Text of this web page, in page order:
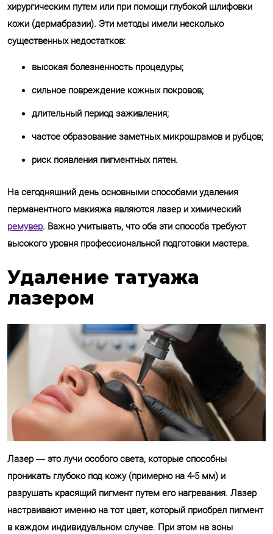
хирургическим путем или при помощи глубокой шлифовки
кожи (дермабразии). Эти методы имели несколько
существенных недостатков:
высокая болезненность процедуры;
сильное повреждение кожных покровов;
длительный период заживления;
частое образование заметных микрошрамов и рубцов;
риск появления пигментных пятен.
На сегодняшний день основными способами удаления
перманентного макияжа являются лазер и химический
ремувер. Важно учитывать, что оба эти способа требуют
высокого уровня профессиональной подготовки мастера.
Удаление татуажа
лазером
Лазер — это лучи особого света, которые способны
проникать глубоко под кожу (примерно на 4-5 мм) и
разрушать красящий пигмент путем его нагревания. Лазер
настраивают именно на тот цвет, который приобрел пигмент
в каждом индивидуальном случае. При этом на зоны